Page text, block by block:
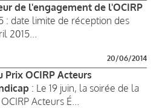
de l'engagement de l'OCIRP
: date limite de réception des
2015...
20/06/2014
Prix OCIRP Acteurs
: Le 19 juin, la soirée de la
Acteurs É...